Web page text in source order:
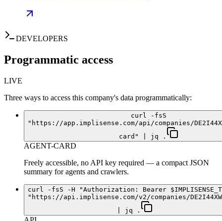
DEVELOPERS
Programmatic access
LIVE
Three ways to access this company's data programmatically:
curl -fsS
"https://app.implisense.com/api/companies/
card" | jq .
AGENT-CARD
Freely accessible, no API key required — a compact JSON
summary for agents and crawlers.
curl -fsS -H "Authorization: Bearer
"https://api.implisense.com/v2/companies/
| jq .